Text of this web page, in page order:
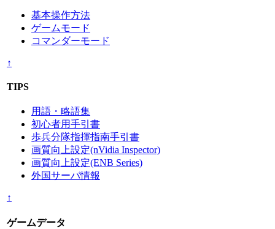
基本操作方法
ゲームモード
コマンダーモード
↑
TIPS
用語・略語集
初心者用手引書
歩兵分隊指揮指南手引書
画質向上設定(nVidia Inspector)
画質向上設定(ENB Series)
外国サーバ情報
↑
ゲームデータ